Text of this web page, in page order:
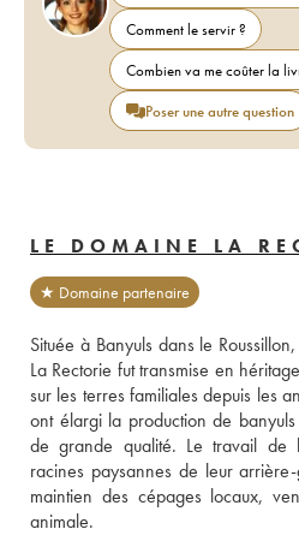
Comment le servir ?
Combien va me coûter la
Poser une autre question
LE DOMAINE LA
★ Domaine partenaire
Située à Banyuls dans le
La Rectorie fut transmise en
sur les terres familiales depuis les
ont élargi la production de
de grande qualité. Le travail de
racines paysannes de leur
maintien des cépages locaux,
animale.